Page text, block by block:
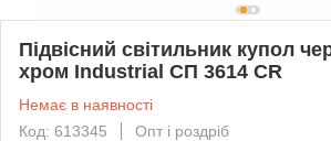
Підвісний світильник купол
хром Industrial СП 3614 CR
Немає в наявності
Код: 613345
Опт і роздріб